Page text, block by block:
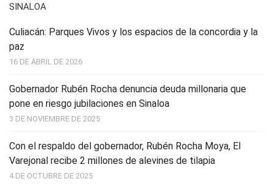
SINALOA
Culiacán: Parques Vivos y los espacios de la concordia y la
paz
16 DE ABRIL DE 2026
Gobernador Rubén Rocha denuncia deuda millonaria que
pone en riesgo jubilaciones en Sinaloa
3 DE NOVIEMBRE DE 2025
Con el respaldo del gobernador, Rubén Rocha Moya, El
Varejonal recibe 2 millones de alevines de tilapia
4 DE OCTUBRE DE 2025